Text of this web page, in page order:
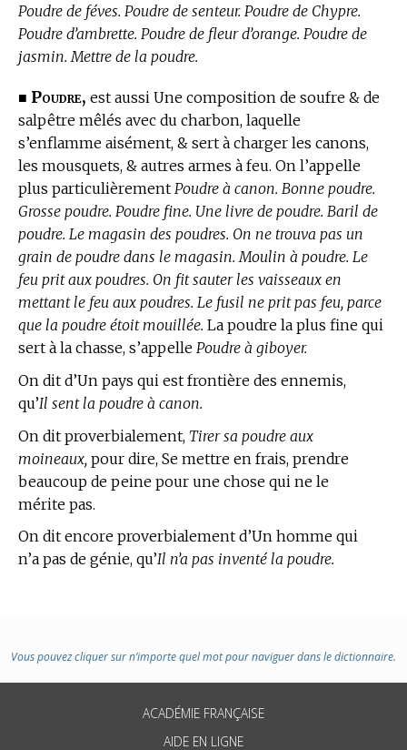
Poudre de féves. Poudre de senteur. Poudre de Chypre.
Poudre d’ambrette. Poudre de fleur d’orange. Poudre de
jasmin. Mettre de la poudre.
■ Poudre, est aussi Une composition de soufre & de
salpêtre mêlés avec du charbon, laquelle
s’enflamme aisément, & sert à charger les canons,
les mousquets, & autres armes à feu. On l’appelle
plus particulièrement Poudre à canon. Bonne poudre.
Grosse poudre. Poudre fine. Une livre de poudre. Baril de
poudre. Le magasin des poudres. On ne trouva pas un
grain de poudre dans le magasin. Moulin à poudre. Le
feu prit aux poudres. On fit sauter les vaisseaux en
mettant le feu aux poudres. Le fusil ne prit pas feu, parce
que la poudre étoit mouillée. La poudre la plus fine qui
sert à la chasse, s’appelle Poudre à giboyer.
On dit d’Un pays qui est frontière des ennemis,
qu’Il sent la poudre à canon.
On dit proverbialement, Tirer sa poudre aux
moineaux, pour dire, Se mettre en frais, prendre
beaucoup de peine pour une chose qui ne le
mérite pas.
On dit encore proverbialement d’Un homme qui
n’a pas de génie, qu’Il n’a pas inventé la poudre.
Vous pouvez cliquer sur n’importe quel mot pour naviguer dans le dictionnaire.
ACADÉMIE FRANÇAISE
AIDE EN LIGNE